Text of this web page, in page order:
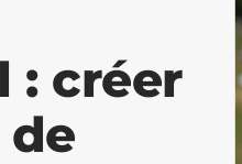
: créer